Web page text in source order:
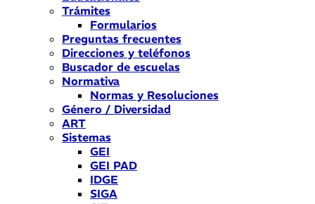
Trámites
Formularios
Preguntas frecuentes
Direcciones y teléfonos
Buscador de escuelas
Normativa
Normas y Resoluciones
Género / Diversidad
ART
Sistemas
GEI
GEI PAD
IDGE
SIGA